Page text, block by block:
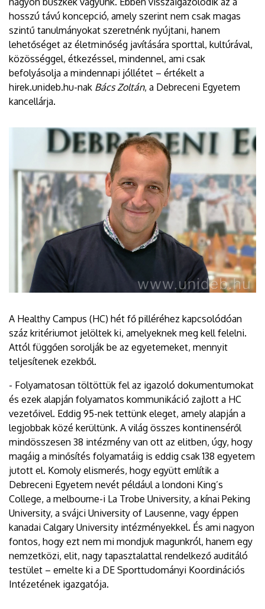
hosszú távú koncepció, amely szerint nem csak magas
szintű tanulmányokat szeretnénk nyújtani, hanem
lehetőséget az életminőség javítására sporttal, kultúrával,
közösséggel, étkezéssel, mindennel, ami csak
befolyásolja a mindennapi jóllétet – értékelt a
hirek.unideb.hu-nak Bács Zoltán, a Debreceni Egyetem
kancellárja.
A Healthy Campus (HC) hét fő pilléréhez kapcsolódóan
száz kritériumot jelöltek ki, amelyeknek meg kell felelni.
Attól függően sorolják be az egyetemeket, mennyit
teljesítenek ezekből.
- Folyamatosan töltöttük fel az igazoló dokumentumokat
és ezek alapján folyamatos kommunikáció zajlott a HC
vezetőivel. Eddig 95-nek tettünk eleget, amely alapján a
legjobbak közé kerültünk. A világ összes kontinenséről
mindösszesen 38 intézmény van ott az elitben, úgy, hogy
magáig a minősítés folyamatáig is eddig csak 138 egyetem
jutott el. Komoly elismerés, hogy együtt említik a
Debreceni Egyetem nevét például a londoni King’s
College, a melbourne-i La Trobe University, a kínai Peking
University, a svájci University of Lausenne, vagy éppen
kanadai Calgary University intézményekkel. És ami nagyon
fontos, hogy ezt nem mi mondjuk magunkról, hanem egy
nemzetközi, elit, nagy tapasztalattal rendelkező auditáló
testület – emelte ki a DE Sporttudományi Koordinációs
Intézetének igazgatója.